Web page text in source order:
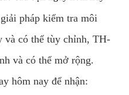
pháp kiểm tra môi
và có thể tùy chỉnh, TH-
và có thể mở rộng.
hôm nay để nhận: